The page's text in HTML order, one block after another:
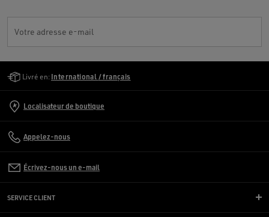
Votre adresse e-mail
Livré en: International / français
Localisateur de boutique
Appelez-nous
Écrivez-nous un e-mail
SERVICE CLIENT